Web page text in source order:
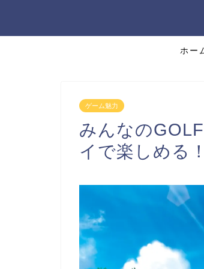
ホー
ゲーム魅力
みんなの
イで楽しめる！